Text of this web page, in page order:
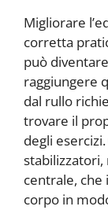
Migliorare
corretta
può
raggiungere
dal rullo
trovare il
degli
stabilizzatori,
centrale,
corpo in